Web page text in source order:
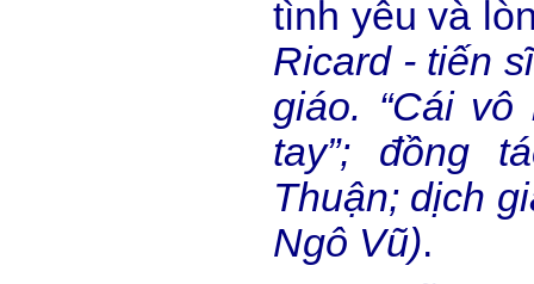
tình yêu và
Ricard - tiến
giáo. “Cái
tay”; đồng
Thuận; dịch
Ngô Vũ).